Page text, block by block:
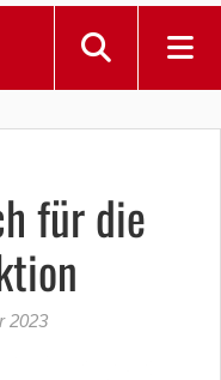
für die
2023